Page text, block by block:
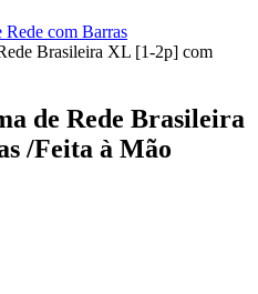
Rede com Barras
Brasileira XL [1-2p] com
de Rede Brasileira
/Feita à Mão